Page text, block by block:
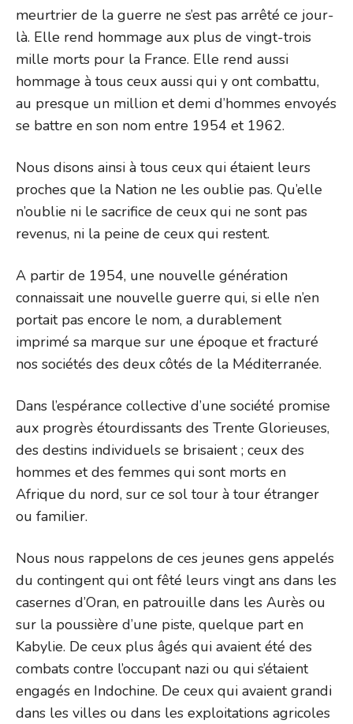
meurtrier de la guerre ne s’est pas arrêté ce jour-
là. Elle rend hommage aux plus de vingt-trois
mille morts pour la France. Elle rend aussi
hommage à tous ceux aussi qui y ont combattu,
au presque un million et demi d’hommes envoyés
se battre en son nom entre 1954 et 1962.
Nous disons ainsi à tous ceux qui étaient leurs
proches que la Nation ne les oublie pas. Qu’elle
n’oublie ni le sacrifice de ceux qui ne sont pas
revenus, ni la peine de ceux qui restent.
A partir de 1954, une nouvelle génération
connaissait une nouvelle guerre qui, si elle n’en
portait pas encore le nom, a durablement
imprimé sa marque sur une époque et fracturé
nos sociétés des deux côtés de la Méditerranée.
Dans l’espérance collective d’une société promise
aux progrès étourdissants des Trente Glorieuses,
des destins individuels se brisaient ; ceux des
hommes et des femmes qui sont morts en
Afrique du nord, sur ce sol tour à tour étranger
ou familier.
Nous nous rappelons de ces jeunes gens appelés
du contingent qui ont fêté leurs vingt ans dans les
casernes d’Oran, en patrouille dans les Aurès ou
sur la poussière d’une piste, quelque part en
Kabylie. De ceux plus âgés qui avaient été des
combats contre l’occupant nazi ou qui s’étaient
engagés en Indochine. De ceux qui avaient grandi
dans les villes ou dans les exploitations agricoles